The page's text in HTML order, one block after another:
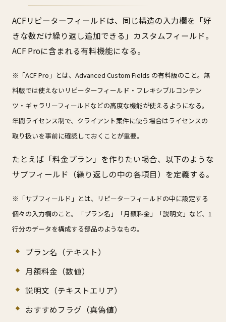
ACFリピーターフィールドは、同じ構造の入力欄を「好
きな数だけ繰り返し追加できる」カスタムフィールド。
ACF Proに含まれる有料機能になる。
※「ACF Pro」とは、Advanced Custom Fields の有料版のこと。無
料版では使えないリピーターフィールド・フレキシブルコンテン
ツ・ギャラリーフィールドなどの高度な機能が使えるようになる。
年間ライセンス制で、クライアント案件に使う場合はライセンスの
取り扱いを事前に確認しておくことが重要。
たとえば「料金プラン」を作りたい場合、以下のような
サブフィールド（繰り返しの中の各項目）を定義する。
※「サブフィールド」とは、リピーターフィールドの中に設定する
個々の入力欄のこと。「プラン名」「月額料金」「説明文」など、1
行分のデータを構成する部品のようなもの。
プラン名（テキスト）
月額料金（数値）
説明文（テキストエリア）
おすすめフラグ（真偽値）